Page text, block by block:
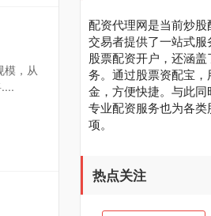
模，从
配资代理网是当前炒
交易者提供了一站式
股票配资开户，还涵
务。通过股票资配宝
金，方便快捷。与此
专业配资服务也为各
项。
热点关注